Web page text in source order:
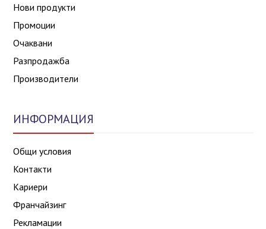
Нови продукти
Промоции
Очаквани
Разпродажба
Производители
ИНФОРМАЦИЯ
Общи условия
Контакти
Кариери
Франчайзинг
Рекламации